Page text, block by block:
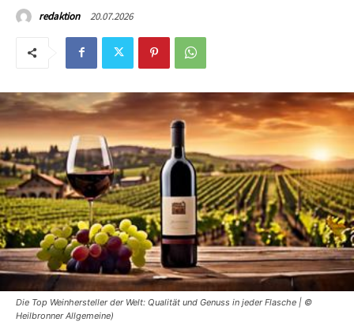
redaktion 20.07.2026
Die Top Weinhersteller der Welt: Qualität und Genuss in jeder Flasche | ©
Heilbronner Allgemeine)